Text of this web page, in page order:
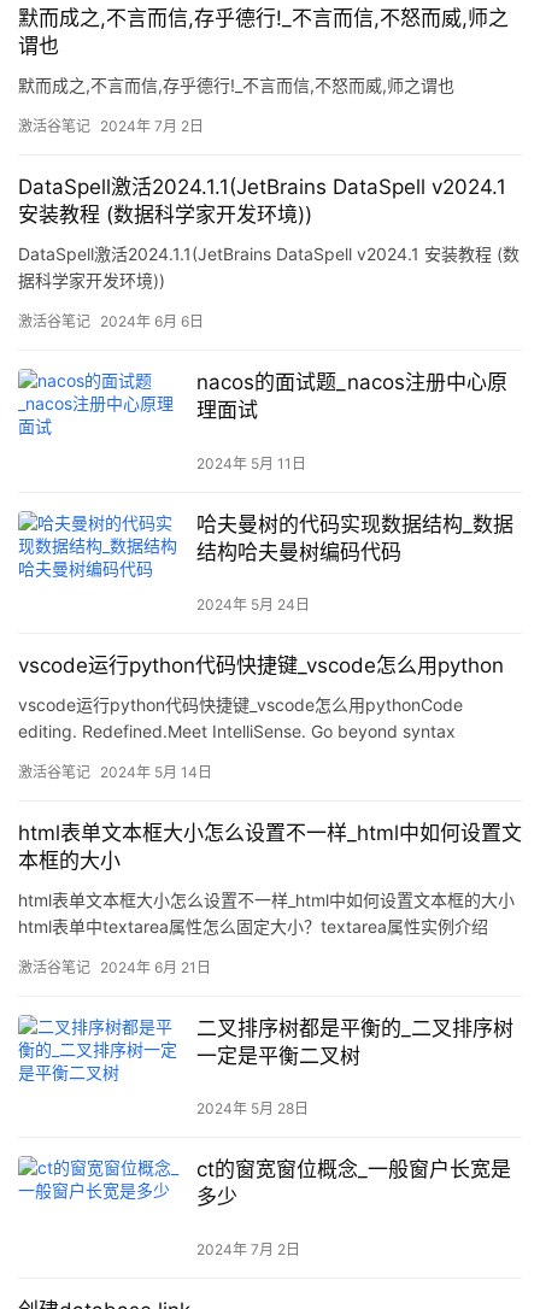
默而成之,不言而信,存乎德行!_不言而信,不怒而威,师之
谓也
默而成之,不言而信,存乎德行!_不言而信,不怒而威,师之谓也
激活谷笔记 2024年 7月 2日
DataSpell激活2024.1.1(JetBrains DataSpell v2024.1
安装教程 (数据科学家开发环境))
DataSpell激活2024.1.1(JetBrains DataSpell v2024.1 安装教程 (数
据科学家开发环境))
激活谷笔记 2024年 6月 6日
nacos的面试题_nacos注册中心原
理面试
2024年 5月 11日
哈夫曼树的代码实现数据结构_数据
结构哈夫曼树编码代码
2024年 5月 24日
vscode运行python代码快捷键_vscode怎么用python
vscode运行python代码快捷键_vscode怎么用pythonCode
editing. Redefined.Meet IntelliSense. Go beyond syntax
smart
激活谷笔记 2024年 5月 14日
html表单文本框大小怎么设置不一样_html中如何设置文
本框的大小
html表单文本框大小怎么设置不一样_html中如何设置文本框的大小
html表单中textarea属性怎么固定大小？textarea属性实例介绍
<p>文本框</p>用户名：<
激活谷笔记 2024年 6月 21日
二叉排序树都是平衡的_二叉排序树
一定是平衡二叉树
2024年 5月 28日
ct的窗宽窗位概念_一般窗户长宽是
多少
2024年 7月 2日